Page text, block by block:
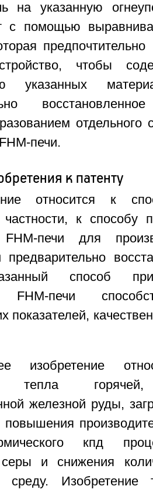
на указанную
с помощью
предпочтительно
чтобы
указанных
отдельного
печи.
к патенту
относится к
к способу
FHM-печи для
предварительно
способ
FHM-печи
показателей,
изобретение
тепла горячей,
железной руды,
повышения
кпд
и снижения
среду. Изобретение